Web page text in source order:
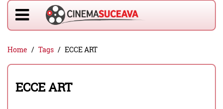
Home Tags ECCE ART
ECCE ART